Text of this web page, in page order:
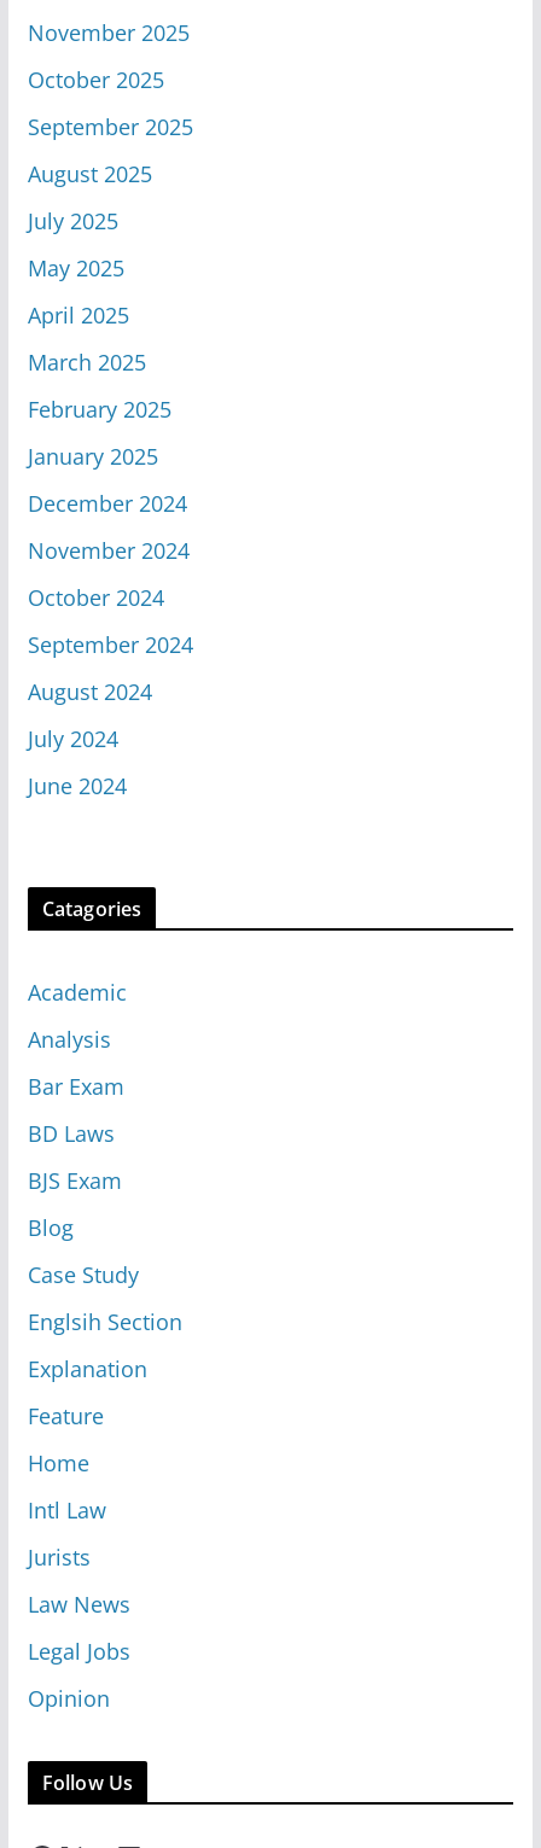
November 2025
October 2025
September 2025
August 2025
July 2025
May 2025
April 2025
March 2025
February 2025
January 2025
December 2024
November 2024
October 2024
September 2024
August 2024
July 2024
June 2024
Catagories
Academic
Analysis
Bar Exam
BD Laws
BJS Exam
Blog
Case Study
Englsih Section
Explanation
Feature
Home
Intl Law
Jurists
Law News
Legal Jobs
Opinion
Follow Us